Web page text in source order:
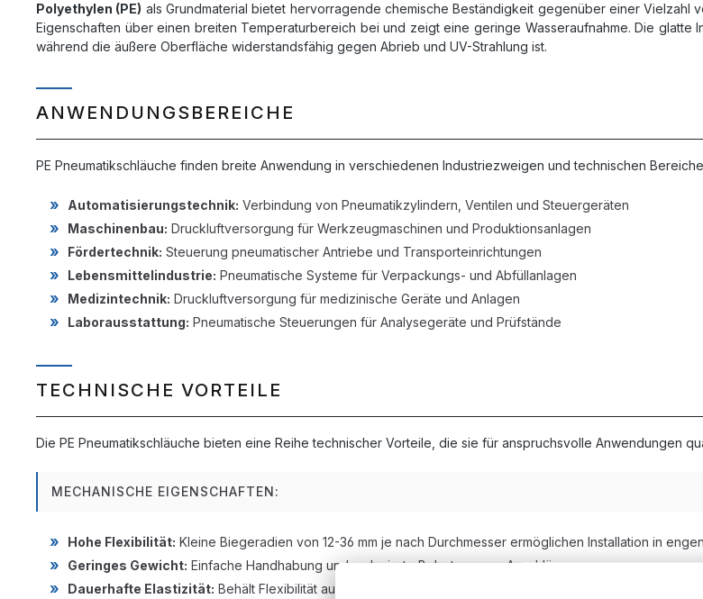
Polyethylen (PE) als Grundmaterial bietet hervorragende chemische Beständigkeit gegenüber einer Vielzahl
Eigenschaften über einen breiten Temperaturbereich bei und zeigt eine geringe Wasseraufnahme. Die glatte
während die äußere Oberfläche widerstandsfähig gegen Abrieb und UV-Strahlung ist.
ANWENDUNGSBEREICHE
PE Pneumatikschläuche finden breite Anwendung in verschiedenen Industriezweigen und technischen
Automatisierungstechnik: Verbindung von Pneumatikzylindern, Ventilen und Steuergeräten
Maschinenbau: Druckluftversorgung für Werkzeugmaschinen und Produktionsanlagen
Fördertechnik: Steuerung pneumatischer Antriebe und Transporteinrichtungen
Lebensmittelindustrie: Pneumatische Systeme für Verpackungs- und Abfüllanlagen
Medizintechnik: Druckluftversorgung für medizinische Geräte und Anlagen
Laborausstattung: Pneumatische Steuerungen für Analysegeräte und Prüfstände
TECHNISCHE VORTEILE
Die PE Pneumatikschläuche bieten eine Reihe technischer Vorteile, die sie für anspruchsvolle Anwendungen
MECHANISCHE EIGENSCHAFTEN:
Hohe Flexibilität: Kleine Biegeradien von 12-36 mm je nach Durchmesser ermöglichen Installation in
Geringes Gewicht: Einfache Handhabung und reduzierte Belastung von Anschlüssen
Dauerhafte Elastizität: Behält Flexibilität auch bei häufiger Biegung